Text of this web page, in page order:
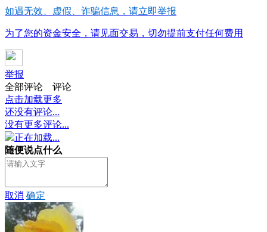
如遇无效、虚假、诈骗信息，请立即举报
为了您的资金安全，请见面交易，切勿提前支付任何费用
举报
全部评论
评论
点击加载更多
还没有评论...
没有更多评论...
正在加载...
随便说点什么
取消 确定